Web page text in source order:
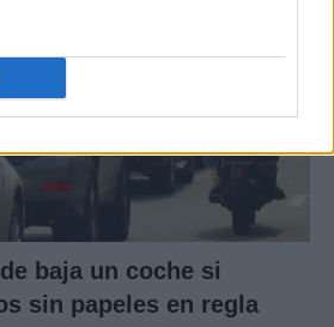
baja un coche si
sin papeles en regla